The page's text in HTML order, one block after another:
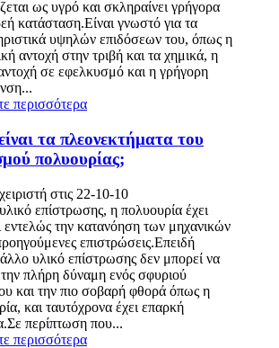
ως υγρό και σκληραίνει γρήγορα
κατάσταση.Είναι γνωστό για τα
υψηλών επιδόσεων του, όπως η
αντοχή στην τριβή και τα χημικά, η
σε εφελκυσμό και η γρήγορη
περισσότερα
τα πλεονεκτήματα του
πολυουρίας;
στις 22-10-10
επίστρωσης, η πολυουρία έχει
εντελώς την κατανόηση των μηχανικών
επιστρώσεις.Επειδή
υλικό επίστρωσης δεν μπορεί να
την πλήρη δύναμη ενός σφυριού
και την πιο σοβαρή φθορά όπως η
και ταυτόχρονα έχει επαρκή
περίπτωση που...
περισσότερα